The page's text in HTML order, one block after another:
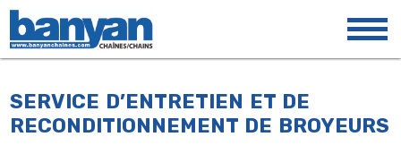
SERVICE D’ENTRETIEN ET DE
RECONDITIONNEMENT DE BROYEURS